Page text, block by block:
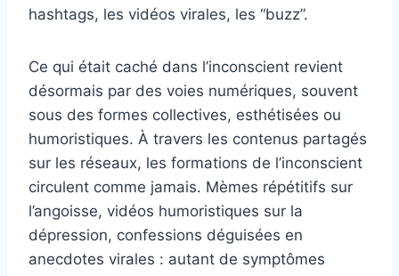
hashtags, les vidéos virales, les “buzz”.
Ce qui était caché dans l’inconscient revient
désormais par des voies numériques, souvent
sous des formes collectives, esthétisées ou
humoristiques. À travers les contenus partagés
sur les réseaux, les formations de l’inconscient
circulent comme jamais. Mèmes répétitifs sur
l’angoisse, vidéos humoristiques sur la
dépression, confessions déguisées en
anecdotes virales : autant de symptômes